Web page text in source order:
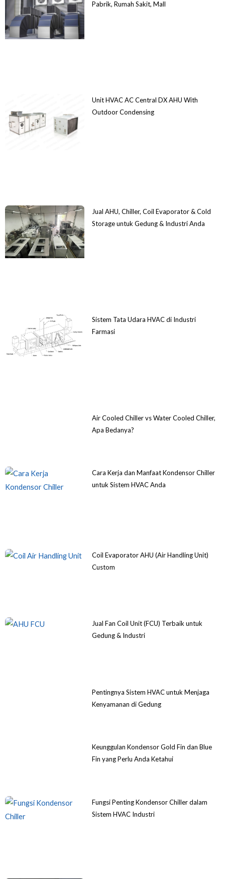
Pabrik, Rumah Sakit, Mall
Unit HVAC AC Central DX AHU With
Outdoor Condensing
Jual AHU, Chiller, Coil Evaporator & Cold
Storage untuk Gedung & Industri Anda
Sistem Tata Udara HVAC di Industri
Farmasi
Air Cooled Chiller vs Water Cooled Chiller,
Apa Bedanya?
Cara Kerja dan Manfaat Kondensor Chiller
untuk Sistem HVAC Anda
Coil Evaporator AHU (Air Handling Unit)
Custom
Jual Fan Coil Unit (FCU) Terbaik untuk
Gedung & Industri
Pentingnya Sistem HVAC untuk Menjaga
Kenyamanan di Gedung
Keunggulan Kondensor Gold Fin dan Blue
Fin yang Perlu Anda Ketahui
Fungsi Penting Kondensor Chiller dalam
Sistem HVAC Industri